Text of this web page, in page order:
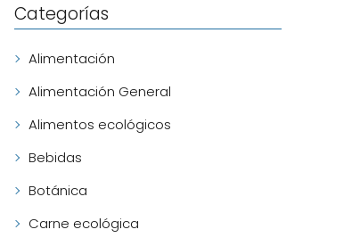
Categorías
Alimentación
Alimentación General
Alimentos ecológicos
Bebidas
Botánica
Carne ecológica